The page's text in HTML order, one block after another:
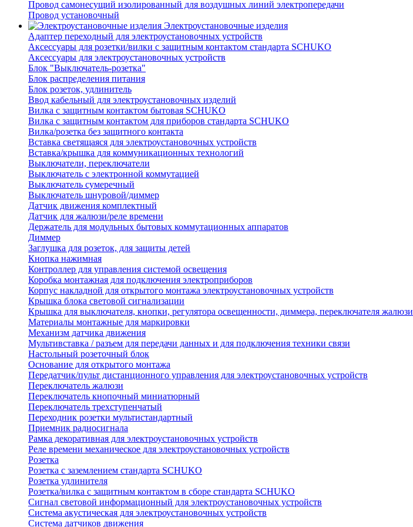
Провод самонесущий изолированный для воздушных линий электропередачи
Провод установочный
Электроустановочные изделия
Адаптер переходный для электроустановочных устройств
Аксессуары для розетки/вилки с защитным контактом стандарта SCHUKO
Аксессуары для электроустановочных устройств
Блок "Выключатель-розетка"
Блок распределения питания
Блок розеток, удлинитель
Ввод кабельный для электроустановочных изделий
Вилка с защитным контактом бытовая SCHUKO
Вилка с защитным контактом для приборов стандарта SCHUKO
Вилка/розетка без защитного контакта
Вставка светящаяся для электроустановочных устройств
Вставка/крышка для коммуникационных технологий
Выключатели, переключатели
Выключатель с электронной коммутацией
Выключатель сумеречный
Выключатель шнуровой/диммер
Датчик движения комплектный
Датчик для жалюзи/реле времени
Держатель для модульных бытовых коммутационных аппаратов
Диммер
Заглушка для розеток, для защиты детей
Кнопка нажимная
Контроллер для управления системой освещения
Коробка монтажная для подключения электроприборов
Корпус накладной для открытого монтажа электроустановочных устройств
Крышка блока световой сигнализации
Крышка для выключателя, кнопки, регулятора освещенности, диммера, переключателя жалюзи
Материалы монтажные для маркировки
Механизм датчика движения
Мультивставка / разъем для передачи данных и для подключения техники связи
Настольный розеточный блок
Основание для открытого монтажа
Передатчик/пульт дистанционного управления для электроустановочных устройств
Переключатель жалюзи
Переключатель кнопочный миниатюрный
Переключатель трехступенчатый
Переходник розетки мультистандартный
Приемник радиосигнала
Рамка декоративная для электроустановочных устройств
Реле времени механическое для электроустановочных устройств
Розетка
Розетка с заземлением стандарта SCHUKO
Розетка удлинителя
Розетка/вилка с защитным контактом в сборе стандарта SCHUKO
Сигнал световой информационный для электроустановочных устройств
Система акустическая для электроустановочных устройств
Система датчиков движения